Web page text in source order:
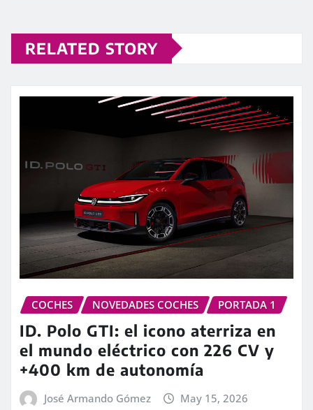
RELATED STORY
COCHES NOVEDADES COCHES PORTADA 1
ID. Polo GTI: el icono aterriza en
el mundo eléctrico con 226 CV y
+400 km de autonomía
José Armando Gómez May 15, 2026